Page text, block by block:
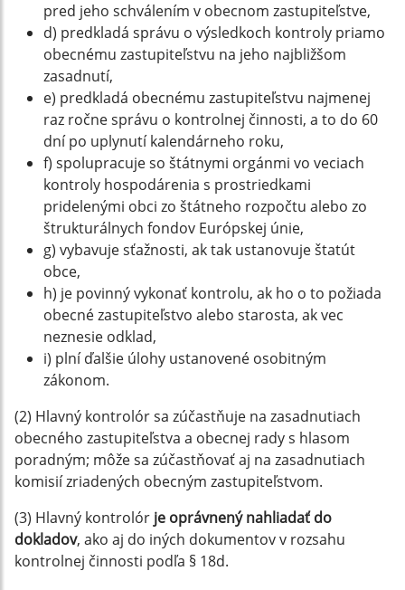
pred jeho schválením v obecnom zastupiteľstve,
d) predkladá správu o výsledkoch kontroly priamo
obecnému zastupiteľstvu na jeho najbližšom
zasadnutí,
e) predkladá obecnému zastupiteľstvu najmenej
raz ročne správu o kontrolnej činnosti, a to do 60
dní po uplynutí kalendárneho roku,
f) spolupracuje so štátnymi orgánmi vo veciach
kontroly hospodárenia s prostriedkami
pridelenými obci zo štátneho rozpočtu alebo zo
štrukturálnych fondov Európskej únie,
g) vybavuje sťažnosti, ak tak ustanovuje štatút
obce,
h) je povinný vykonať kontrolu, ak ho o to požiada
obecné zastupiteľstvo alebo starosta, ak vec
neznesie odklad,
i) plní ďalšie úlohy ustanovené osobitným
zákonom.
(2) Hlavný kontrolór sa zúčastňuje na zasadnutiach
obecného zastupiteľstva a obecnej rady s hlasom
poradným; môže sa zúčastňovať aj na zasadnutiach
komisií zriadených obecným zastupiteľstvom.
(3) Hlavný kontrolór je oprávnený nahliadať do
dokladov, ako aj do iných dokumentov v rozsahu
kontrolnej činnosti podľa § 18d.